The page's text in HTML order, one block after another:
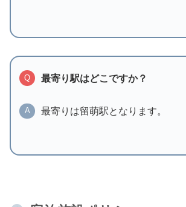
Q 最寄り駅はどこですか？
A 最寄りは留萌駅となります。